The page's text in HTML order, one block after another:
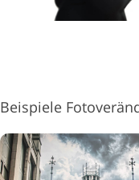
Beispiele